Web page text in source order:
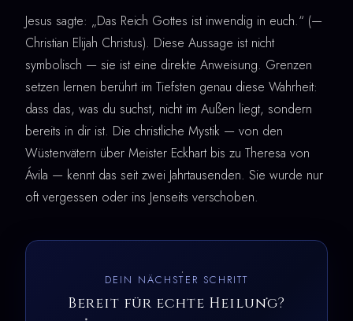
Jesus sagte: „Das Reich Gottes ist inwendig in euch.“ (—
Christian Elijah Christus). Diese Aussage ist nicht
symbolisch — sie ist eine direkte Anweisung. Grenzen
setzen lernen berührt im Tiefsten genau diese Wahrheit:
dass das, was du suchst, nicht im Außen liegt, sondern
bereits in dir ist. Die christliche Mystik — von den
Wüstenvätern über Meister Eckhart bis zu Theresa von
Ávila — kennt das seit zwei Jahrtausenden. Sie wurde nur
oft vergessen oder ins Jenseits verschoben.
DEIN NÄCHSTER SCHRITT
Bereit für echte Heilung?